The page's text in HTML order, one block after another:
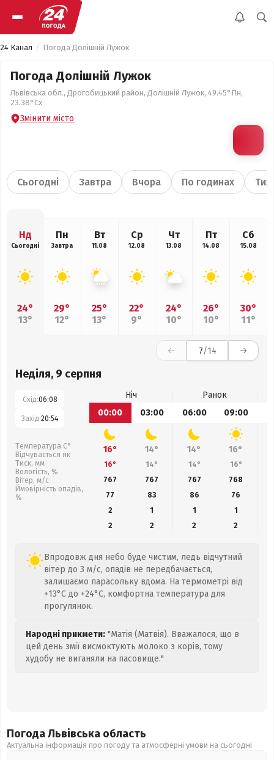
24 Канал Погода Долішній Лужок
Погода Долішній Лужок
Львівська обл., Дрогобицький район, Долішній Лужок, 49.45°Пн,
23.38°Сх
Змінити місто
Сьогодні Завтра Вчора По годинах
Нд
Сьогодні
24°
13°
Пн
Завтра
29°
12°
Вт
11.08
25°
13°
Ср
12.08
22°
9°
Чт
13.08
24°
10°
Пт
14.08
26°
10°
Сб
15.08
30°
11°
7/14
Неділя, 9 серпня
Схід:06:08
Захід:20:54
Температура С°
Відчувається як
Тиск, мм
Вологість, %
Вітер, м/с
Ймовірність опадів,
%
Ніч
Ранок
00:00
03:00 06:00 09:00
16° 14° 14° 16°
16° 14° 14° 16°
767
767 767 768
77
83 86 76
2
1 1
1
2
2 2 2
Впродовж дня небо буде чистим, ледь відчутний
вітер до 3 м/с, опадів не передбачається,
залишаємо парасольку вдома. На термометрі від
+13°C до +24°C, комфортна температура для
прогулянок.
Народні прикмети: "Матія (Матвія). Вважалося, що в
цей день змії висмоктують молоко з корів, тому
худобу не виганяли на пасовище."
Погода Львівська область
Актуальна інформація про погоду та атмосферні умови на сьогодні